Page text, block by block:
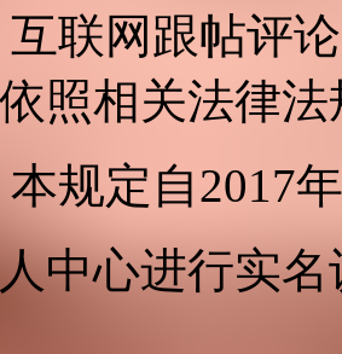
联网跟帖评
照相关法律
规定自2017
中心进行实名